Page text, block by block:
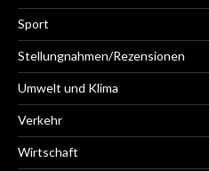
Sport
Stellungnahmen/Rezensionen
Umwelt und Klima
Verkehr
Wirtschaft